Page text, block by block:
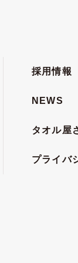
採用情報
NEWS
タオル屋
プライバ